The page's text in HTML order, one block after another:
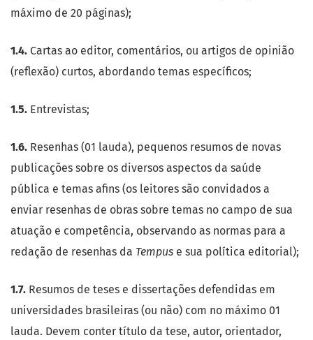
máximo de 20 páginas);
1.4. Cartas ao editor, comentários, ou artigos de opinião
(reflexão) curtos, abordando temas específicos;
1.5. Entrevistas;
1.6. Resenhas (01 lauda), pequenos resumos de novas
publicações sobre os diversos aspectos da saúde
pública e temas afins (os leitores são convidados a
enviar resenhas de obras sobre temas no campo de sua
atuação e competência, observando as normas para a
redação de resenhas da Tempus e sua política editorial);
1.7. Resumos de teses e dissertações defendidas em
universidades brasileiras (ou não) com no máximo 01
lauda. Devem conter título da tese, autor, orientador,